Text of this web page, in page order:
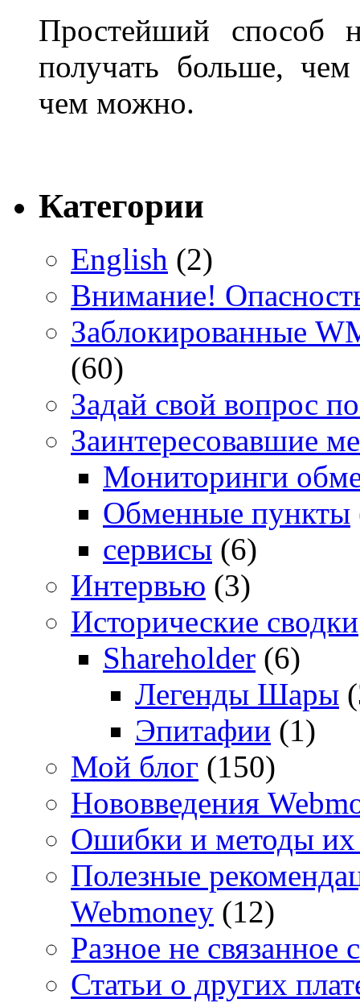
Простейший способ
получать больше,
чем можно.
Категории
English (2)
Внимание!
Заблокированные
(60)
Задай свой вопрос
Заинтересовавшие
Мониторинги
Обменные пункты
сервисы (6)
Интервью (3)
Исторические сводки
Shareholder (6)
Легенды Шары
Эпитафии (1)
Мой блог (150)
Нововведения
Ошибки и методы их
Полезные
Webmoney (12)
Разное не
Статьи о других